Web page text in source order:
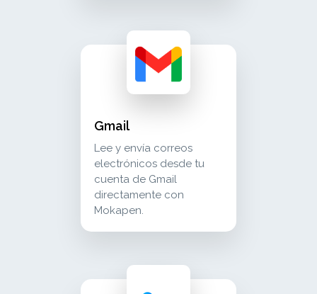
gmail lee y envía correos electrónicos desde
communication
Gmail
Lee y envía correos
electrónicos desde tu
cuenta de Gmail
directamente con
Mokapen.
icloud email lee y envía correos electrónicos
communication